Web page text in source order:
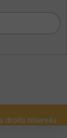
droits réservés.